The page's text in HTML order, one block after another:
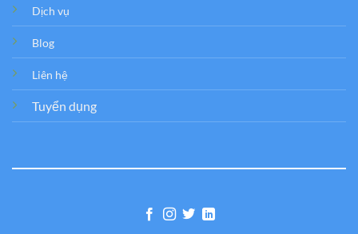
Dịch vụ
Blog
Liên hệ
Tuyển dụng